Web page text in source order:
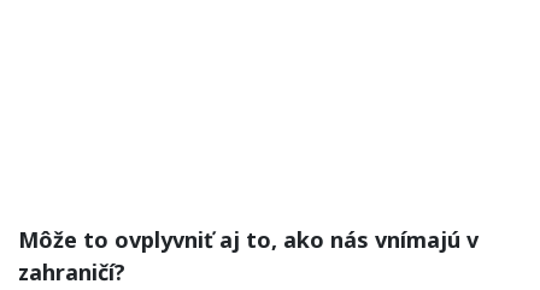
Môže to ovplyvniť aj to, ako nás vnímajú v
zahraničí?